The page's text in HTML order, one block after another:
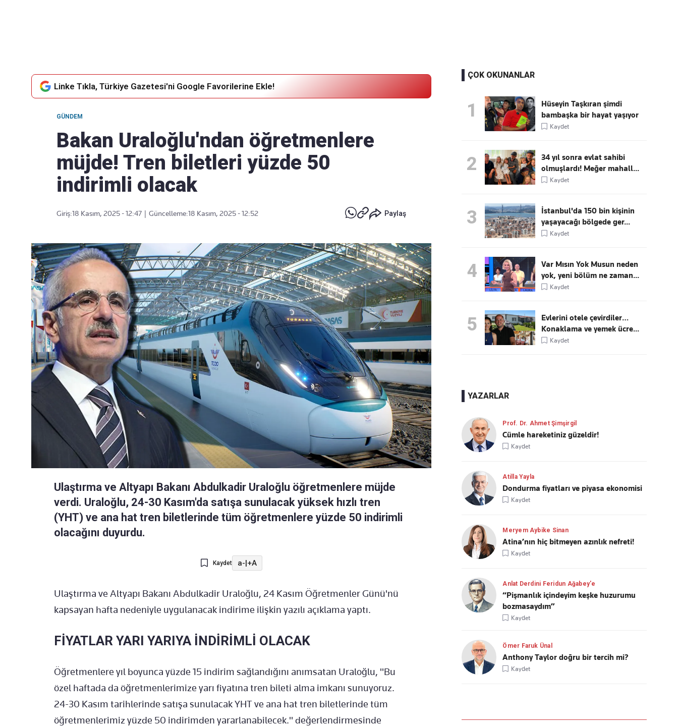
Linke Tıkla, Türkiye Gazetesi'ni Google Favorilerine Ekle!
GÜNDEM
Bakan Uraloğlu'ndan öğretmenlere
müjde! Tren biletleri yüzde 50
indirimli olacak
Giriş:18 Kasım, 2025 - 12:47 Güncelleme:18 Kasım, 2025 - 12:52 Paylaş
Ulaştırma ve Altyapı Bakanı Abdulkadir Uraloğlu öğretmenlere müjde
verdi. Uraloğlu, 24-30 Kasım'da satışa sunulacak yüksek hızlı tren
(YHT) ve ana hat tren biletlerinde tüm öğretmenlere yüzde 50 indirimli
olacağını duyurdu.
Kaydet a-|+A
Ulaştırma ve Altyapı Bakanı Abdulkadir Uraloğlu, 24 Kasım Öğretmenler Günü'nü
kapsayan hafta nedeniyle uygulanacak indirime ilişkin yazılı açıklama yaptı.
FİYATLAR YARI YARIYA İNDİRİMLİ OLACAK
Öğretmenlere yıl boyunca yüzde 15 indirim sağlandığını anımsatan Uraloğlu, "Bu
özel haftada da öğretmenlerimize yarı fiyatına tren bileti alma imkanı sunuyoruz.
24-30 Kasım tarihlerinde satışa sunulacak YHT ve ana hat tren biletlerinde tüm
öğretmenlerimiz yüzde 50 indirimden yararlanabilecek." değerlendirmesinde
ÇOK OKUNANLAR
1
Hüseyin Taşkıran şimdi
bambaşka bir hayat yaşıyor
Kaydet
2
34 yıl sonra evlat sahibi
olmuşlardı! Meğer mahall...
Kaydet
3
İstanbul'da 150 bin kişinin
yaşayacağı bölgede ger...
Kaydet
4
Var Mısın Yok Musun neden
yok, yeni bölüm ne zaman...
Kaydet
5
Evlerini otele çevirdiler…
Konaklama ve yemek ücre...
Kaydet
YAZARLAR
Prof. Dr. Ahmet Şimşirgil
Cümle hareketiniz güzeldir!
Kaydet
Atilla Yayla
Dondurma fiyatları ve piyasa ekonomisi
Kaydet
Meryem Aybike Sinan
Atina’nın hiç bitmeyen azınlık nefreti!
Kaydet
Anlat Derdini Feridun Ağabey'e
“Pişmanlık içindeyim keşke huzurumu
bozmasaydım”
Kaydet
Ömer Faruk Ünal
Anthony Taylor doğru bir tercih mi?
Kaydet